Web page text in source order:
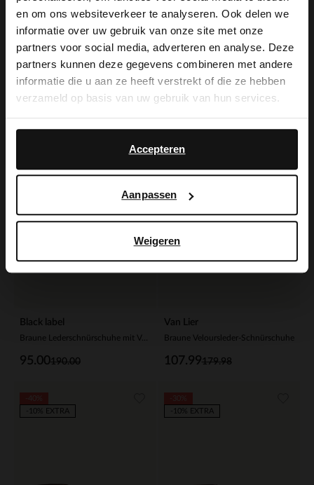
en om ons websiteverkeer te analyseren. Ook delen we
informatie over uw gebruik van onze site met onze
partners voor social media, adverteren en analyse. Deze
partners kunnen deze gegevens combineren met andere
informatie die u aan ze heeft verstrekt of die ze hebben
verzameld op basis van uw gebruik van hun services.
Accepteren
Aanpassen
Weigeren
Manfield
Dunkelbraune Schnürschuhe aus Veloursleder
140.00
56.00
Black label
Dunkelbraune Lederschnürschuhe
180.00
90.00
Black label
190.00
95.00
Van Lier
Braune Veloursleder-Schnürschuhe
179.98
107.99
-10% EXTRA
-10% EXTRA
×
View this website in English?
It looks like your language isn't Dutch. Would
you like to switch to English?
English